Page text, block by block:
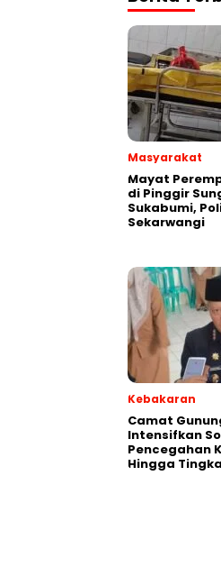
Masyarakat
‎Mayat
di Pinggir
Sukabumi,
Sekarwangi‎
Kebakaran
‎‎Camat
Intensifkan
Pencegahan
Hingga